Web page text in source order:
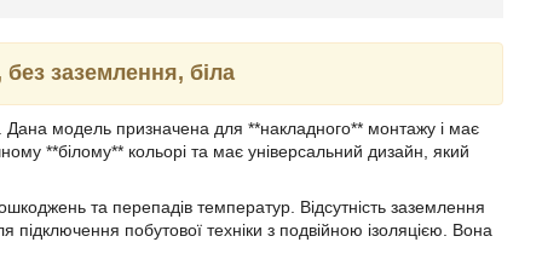
заземлення, біла
модель призначена для **накладного** монтажу і має
**білому** кольорі та має універсальний дизайн, який
та перепадів температур. Відсутність заземлення
побутової техніки з подвійною ізоляцією. Вона